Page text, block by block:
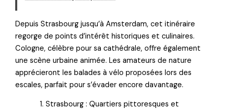
Depuis Strasbourg jusqu’à Amsterdam, cet itinéraire
regorge de points d’intérêt historiques et culinaires.
Cologne, célèbre pour sa cathédrale, offre également
une scène urbaine animée. Les amateurs de nature
apprécieront les balades à vélo proposées lors des
escales, parfait pour s’évader encore davantage.
Strasbourg : Quartiers pittoresques et